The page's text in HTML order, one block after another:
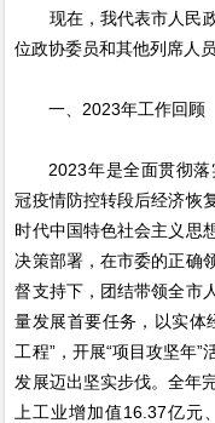
现在，我代表市人民政
位政协委员和其他列席人
一、2023年工作回顾
2023年是全面贯彻落
冠疫情防控转段后经济恢
时代中国特色社会主义思
决策部署，在市委的正确
督支持下，团结带领全市
量发展首要任务，以实体
工程”，开展“项目攻坚年
发展迈出坚实步伐。全年
上工业增加值16.37亿